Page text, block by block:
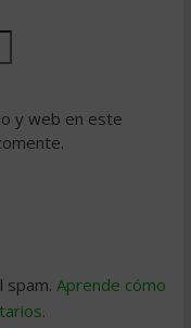
y web en este
spam. Aprende cómo
.